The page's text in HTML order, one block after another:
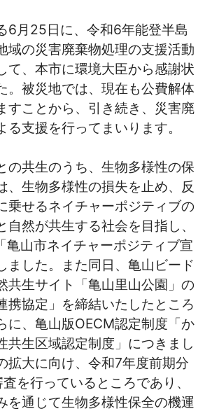
6月25日に、令和6年能登半島
域の災害廃棄物処理の支援活動
て、本市に環境大臣から感謝状
。被災地では、現在も公費解体
すことから、引き続き、災害廃
支援を行ってまいります。
共生のうち、生物多様性の保
、生物多様性の損失を止め、反
乗せるネイチャーポジティブの
自然が共生する社会を目指し、
山市ネイチャーポジティブ宣
ました。また同日、亀山ビード
共生サイト「亀山里山公園」の
携協定」を締結いたしたところ
に、亀山版OECM認定制度「か
共生区域認定制度」につきまし
拡大に向け、令和7年度前期分
を行っているところであり、
を通じて生物多様性保全の機運